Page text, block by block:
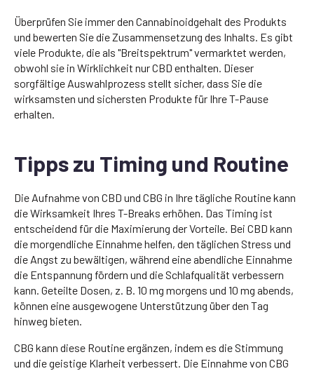
Überprüfen Sie immer den Cannabinoidgehalt des Produkts
und bewerten Sie die Zusammensetzung des Inhalts. Es gibt
viele Produkte, die als "Breitspektrum" vermarktet werden,
obwohl sie in Wirklichkeit nur CBD enthalten. Dieser
sorgfältige Auswahlprozess stellt sicher, dass Sie die
wirksamsten und sichersten Produkte für Ihre T-Pause
erhalten.
Tipps zu Timing und Routine
Die Aufnahme von CBD und CBG in Ihre tägliche Routine kann
die Wirksamkeit Ihres T-Breaks erhöhen. Das Timing ist
entscheidend für die Maximierung der Vorteile. Bei CBD kann
die morgendliche Einnahme helfen, den täglichen Stress und
die Angst zu bewältigen, während eine abendliche Einnahme
die Entspannung fördern und die Schlafqualität verbessern
kann. Geteilte Dosen, z. B. 10 mg morgens und 10 mg abends,
können eine ausgewogene Unterstützung über den Tag
hinweg bieten.
CBG kann diese Routine ergänzen, indem es die Stimmung
und die geistige Klarheit verbessert. Die Einnahme von CBG